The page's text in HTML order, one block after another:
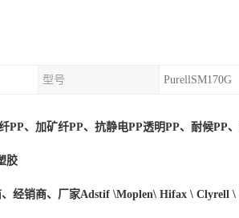
型号 PurellSM170G
PP、加矿纤PP、抗静电PP透明PP、耐候PP
胶
经销商、厂家Adstif \Moplen\ Hifax \ Clyrell